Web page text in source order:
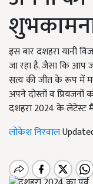
इस बार दशहरा यानी
जा रहा है. जैसा कि आप
सत्य की जीत के रूप में
अपने दोस्तों व
दशहरा 2024 के लेटेस्ट
लोकेश निरवाल